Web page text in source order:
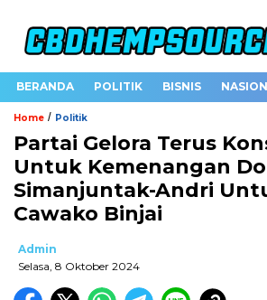
BERANDA POLITIK BISNIS
Home / Politik
Partai Gelora Terus
Untuk Kemenangan
Simanjuntak-Andri
Cawako Binjai
Admin
Selasa, 8 Oktober 2024